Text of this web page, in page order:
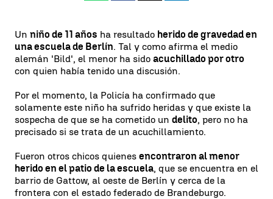
Un niño de 11 años ha resultado herido de gravedad en
una escuela de Berlín. Tal y como afirma el medio
alemán 'Bild', el menor ha sido acuchillado por otro
con quien había tenido una discusión.
Por el momento, la Policía ha confirmado que
solamente este niño ha sufrido heridas y que existe la
sospecha de que se ha cometido un delito, pero no ha
precisado si se trata de un acuchillamiento.
Fueron otros chicos quienes encontraron al menor
herido en el patio de la escuela, que se encuentra en el
barrio de Gattow, al oeste de Berlín y cerca de la
frontera con el estado federado de Brandeburgo.